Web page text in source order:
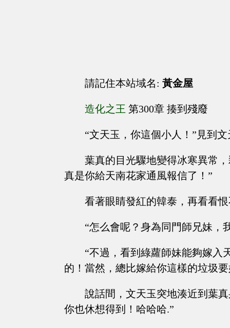
請記住本站域名: 黃金屋
造化之王 第300章 揍到殘廢
“文天玉，你這個小人！”見到
葉真的目光驟地變得冰寒異常
真是你給天南花家通風報信了！”
看著眼睛發紅的韓泰，再看看
“怎么會呢？身為同門師兄妹，
“不過，看到綠蘿師妹能夠嫁入
的！當然，總比嫁給你這樣的垃圾
說話間，文天玉突地湊近到葉
你也休想得到！哈哈哈.”